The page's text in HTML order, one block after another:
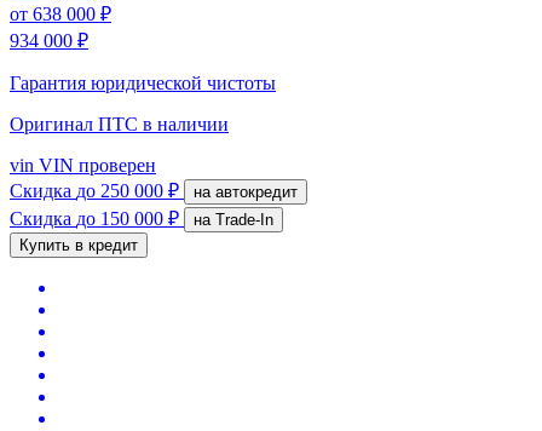
от 638 000 ₽
934 000 ₽
Гарантия юридической чистоты
Оригинал ПТС в наличии
vin VIN проверен
Скидка до 250 000 ₽ на автокредит
Скидка до 150 000 ₽
на Trade-In
Купить в кредит